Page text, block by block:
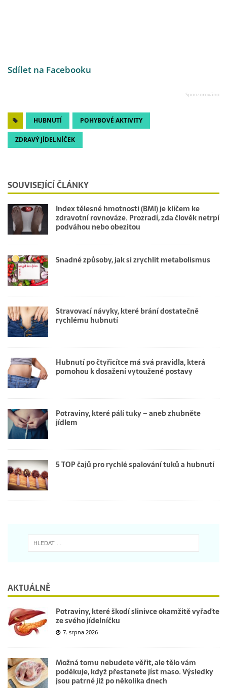
Sdílet na Facebooku
HUBNUTÍ POHYBOVÉ AKTIVITY
ZDRAVÝ JÍDELNÍČEK
SOUVISEJÍCÍ ČLÁNKY
Index tělesné hmotnosti (BMI) je klíčem ke
zdravotní rovnováze. Prozradí, zda člověk netrpí
podváhou nebo obezitou
Snadné způsoby, jak si zrychlit metabolismus
Stravovací návyky, které brání dostatečně
rychlému hubnutí
Hubnutí po čtyřicítce má svá pravidla, která
pomohou k dosažení vytoužené postavy
Potraviny, které pálí tuky – aneb zhubněte
jídlem
5 TOP čajů pro rychlé spalování tuků a hubnutí
AKTUÁLNĚ
Potraviny, které škodí slinivce okamžitě vyřaďte
ze svého jídelníčku
7. srpna 2026
Možná tomu nebudete věřit, ale tělo vám
poděkuje, když přestanete jíst maso. Výsledky
jsou patrné již po několika dnech